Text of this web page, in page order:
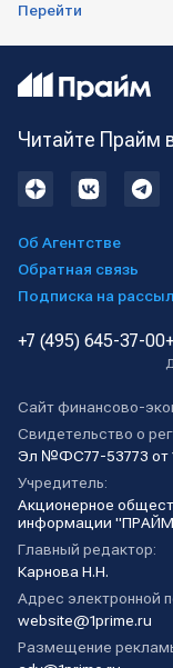
Перейти
Читайте Прайм
Об Агентстве
Обратная связь
Подписка на
+7 (495) 645-37-00
Сайт финансово-
Свидетельство о
Эл №ФС77-53773 от
Учредитель:
Акционерное
информации
Главный редактор:
Карнова Н.Н.
Адрес электронной
website@1prime.ru
Размещение